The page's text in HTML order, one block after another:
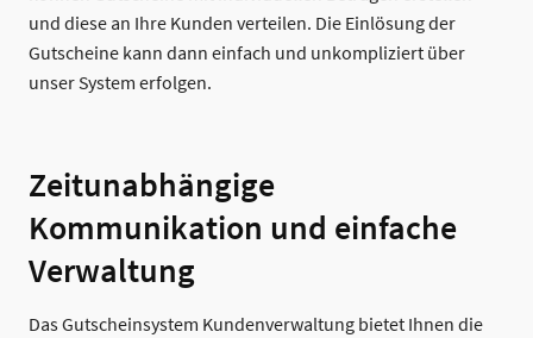
und diese an Ihre Kunden verteilen. Die Einlösung der
Gutscheine kann dann einfach und unkompliziert über
unser System erfolgen.
Zeitunabhängige
Kommunikation und einfache
Verwaltung
Das Gutscheinsystem Kundenverwaltung bietet Ihnen die